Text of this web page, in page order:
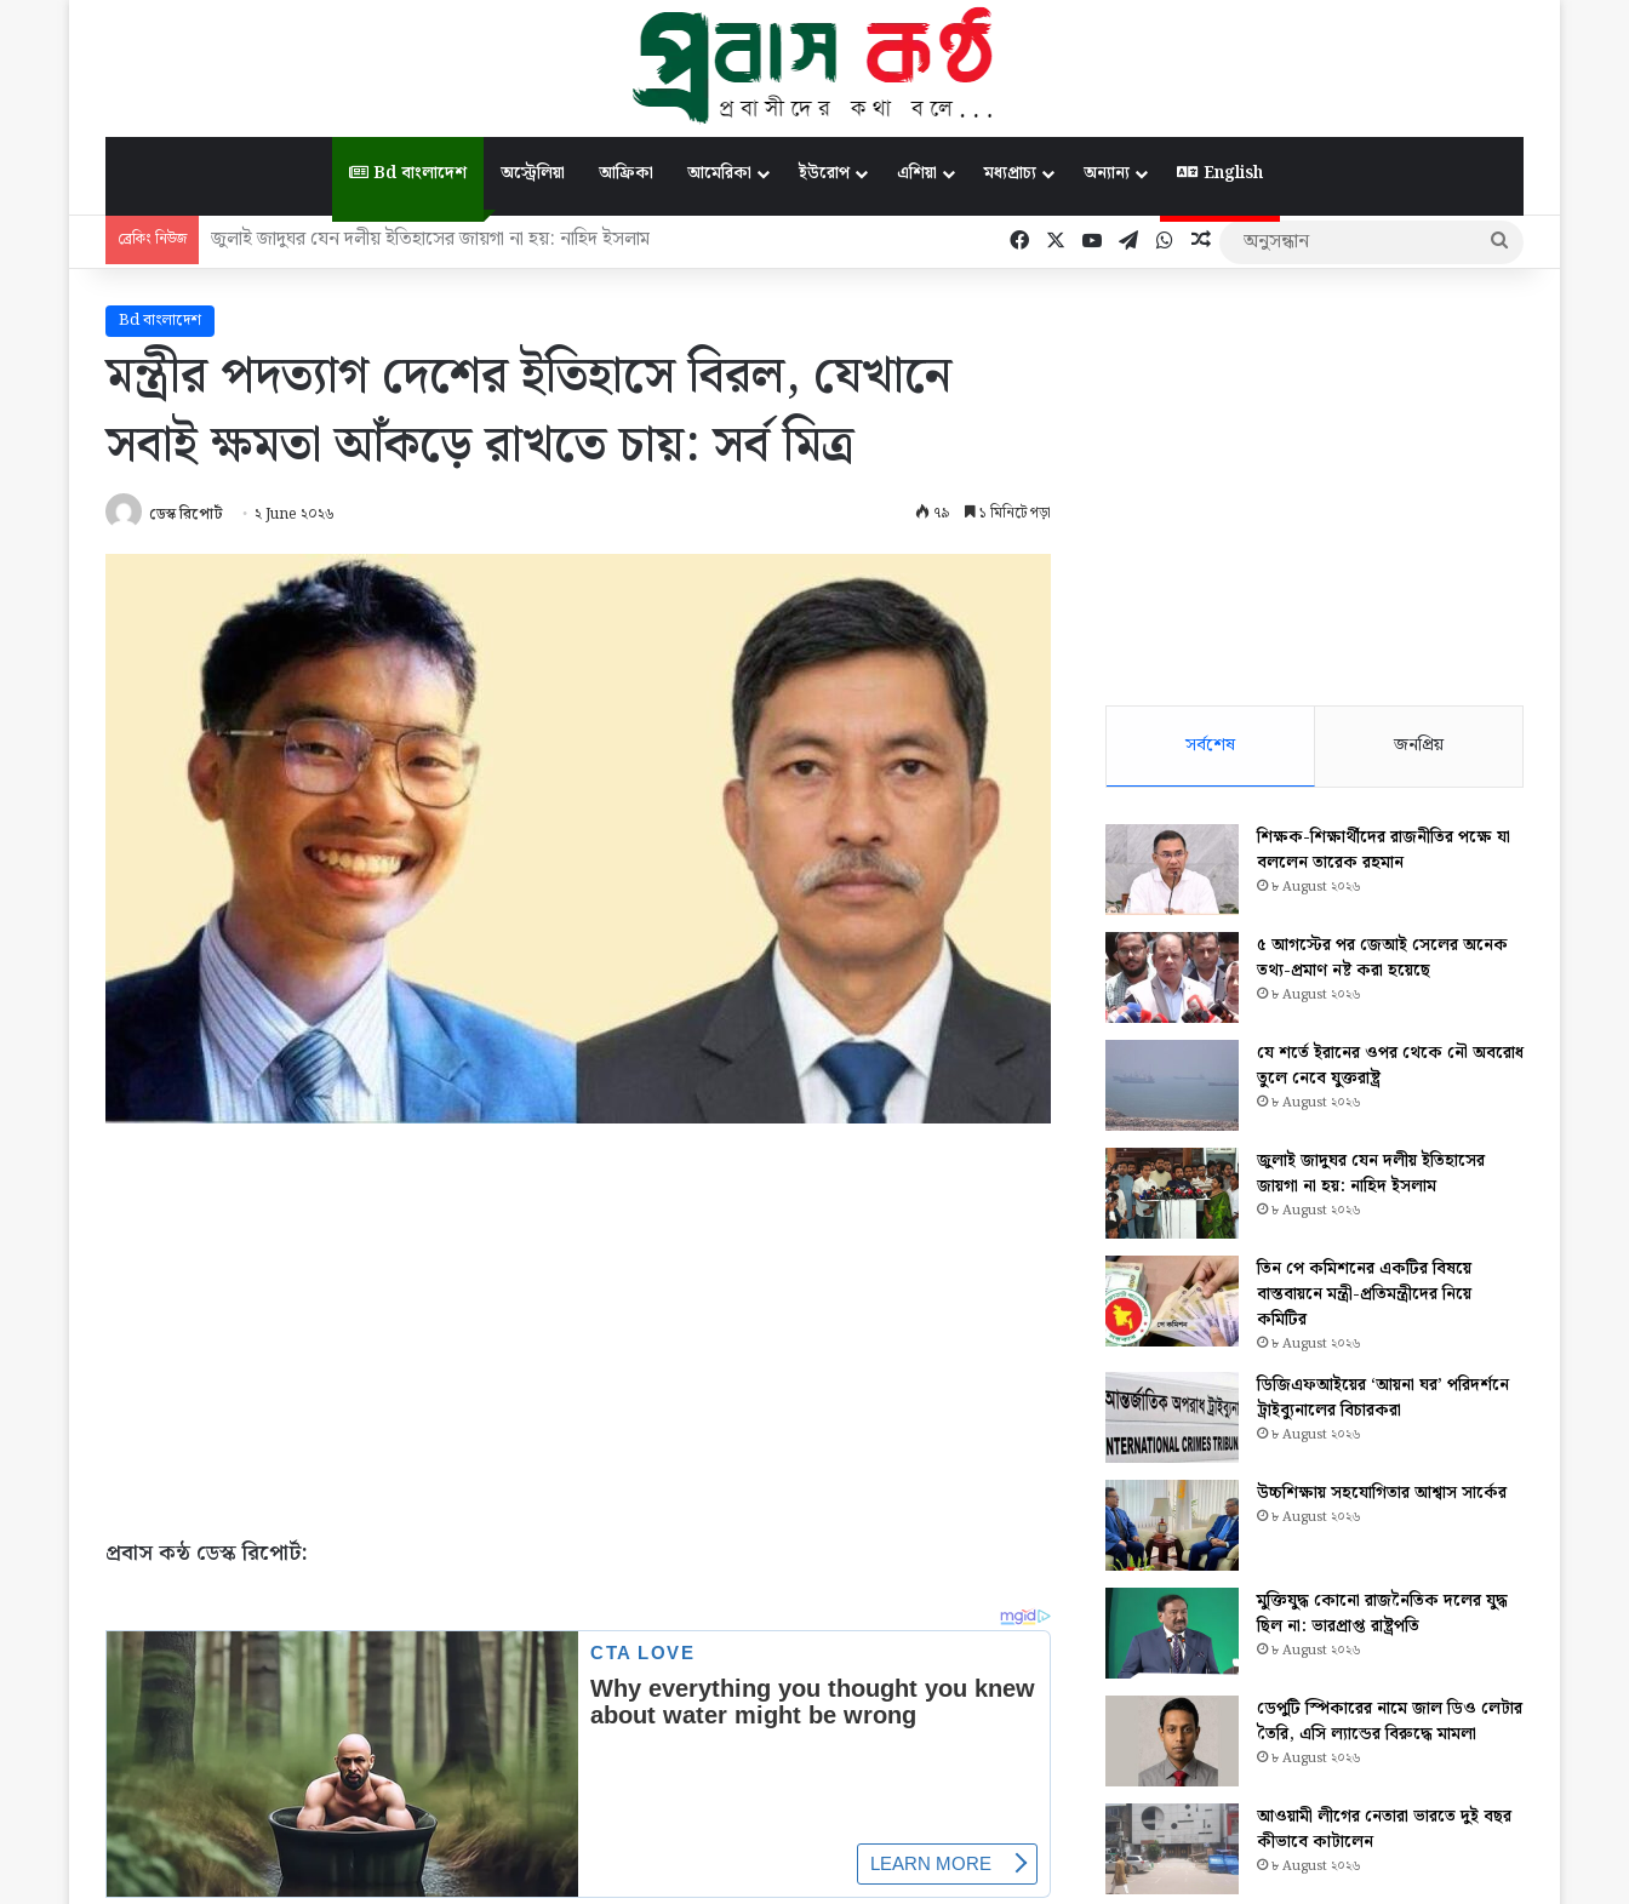
Bd বাংলাদেশ অস্ট্রেলিয়া আফ্রিকা আমেরিকা ইউরোপ এশিয়া মধ্যপ্রাচ্য অন্যান্য English
ব্রেকিং নিউজ তিন পে কমিশনের একটির বিষয়ে বাস্তবায়নে মন্ত্রী-প্রতিমন্ত্রীদের নিয়ে কমিটির Facebook YouTubeTelegramWhatsApp
Random Article
Bd বাংলাদেশ
মন্ত্রীর পদত্যাগ দেশের ইতিহাসে বিরল, যেখানে
সবাই ক্ষমতা আঁকড়ে রাখতে চায়: সর্ব মিত্র
ডেস্ক রিপোর্ট ২ June ২০২৬ ৭৯ ১ মিনিটে পড়া
প্রবাস কন্ঠ ডেস্ক রিপোর্ট:
সর্বশেষ জনপ্রিয়
শিক্ষক-শিক্ষার্থীদের রাজনীতির পক্ষে যা
বললেন তারেক রহমান
৮ August ২০২৬
৫ আগস্টের পর জেআই সেলের অনেক
তথ্য-প্রমাণ নষ্ট করা হয়েছে
৮ August ২০২৬
যে শর্তে ইরানের ওপর থেকে নৌ অবরোধ
তুলে নেবে যুক্তরাষ্ট্র
৮ August ২০২৬
জুলাই জাদুঘর যেন দলীয় ইতিহাসের
জায়গা না হয়: নাহিদ ইসলাম
৮ August ২০২৬
তিন পে কমিশনের একটির বিষয়ে
বাস্তবায়নে মন্ত্রী-প্রতিমন্ত্রীদের নিয়ে
কমিটির
৮ August ২০২৬
ডিজিএফআইয়ের ‘আয়না ঘর’ পরিদর্শনে
ট্রাইব্যুনালের বিচারকরা
৮ August ২০২৬
উচ্চশিক্ষায় সহযোগিতার আশ্বাস সার্কের
৮ August ২০২৬
মুক্তিযুদ্ধ কোনো রাজনৈতিক দলের যুদ্ধ
ছিল না: ভারপ্রাপ্ত রাষ্ট্রপতি
৮ August ২০২৬
ডেপুটি স্পিকারের নামে জাল ডিও লেটার
তৈরি, এসি ল্যান্ডের বিরুদ্ধে মামলা
৮ August ২০২৬
আওয়ামী লীগের নেতারা ভারতে দুই বছর
কীভাবে কাটালেন
৮ August ২০২৬